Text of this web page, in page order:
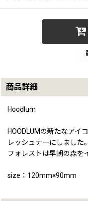
商品詳細
Hoodlum
HOODLUMの新たなアイ
レッシュナーにしました。
フォレストは早朝の森を
size：120mm×90mm